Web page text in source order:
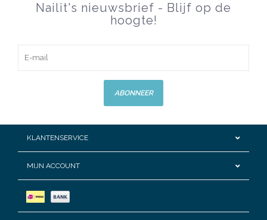
Nailit's nieuwsbrief - Blijf op de
hoogte!
ABONNEER
KLANTENSERVICE
MIJN ACCOUNT